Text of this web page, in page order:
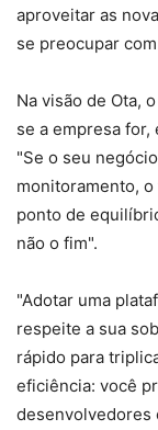
aproveitar as
se preocupar
Na visão de Ota,
se a empresa
"Se o seu
monitoramento,
ponto de
não o fim".
"Adotar uma
respeite a sua
rápido para
eficiência: você
desenvolvedores